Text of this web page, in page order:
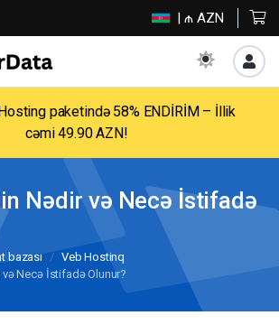
| ₼ AZN
paketində 58% ENDİRİM – İllik
cəmi 49.90 AZN!
Nədir və Necə İstifadə
bazası
Veb Hostinq
Necə İstifadə Olunur?